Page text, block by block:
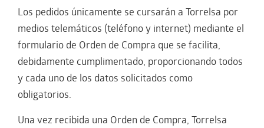
Los pedidos únicamente se cursarán a Torrelsa por
medios telemáticos (teléfono y internet) mediante el
formulario de Orden de Compra que se facilita,
debidamente cumplimentado, proporcionando todos
y cada uno de los datos solicitados como
obligatorios.
Una vez recibida una Orden de Compra, Torrelsa